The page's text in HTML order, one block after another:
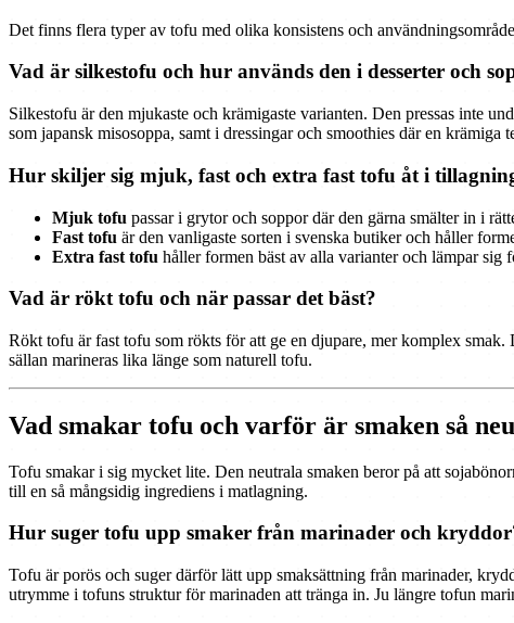
Det finns flera typer av tofu med olika konsistens och
Vad är silkestofu och hur används den i desserter och
Silkestofu är den mjukaste och krämigaste varianten. Den pressas inte
som japansk misosoppa, samt i dressingar och smoothies där en krämiga
Hur skiljer sig mjuk, fast och extra fast tofu åt i
Mjuk tofu passar i grytor och soppor där den gärna smälter in i
Fast tofu är den vanligaste sorten i svenska butiker och håller
Extra fast tofu håller formen bäst av alla varianter och lämpar
Vad är rökt tofu och när passar det bäst?
Rökt tofu är fast tofu som rökts för att ge en djupare, mer komplex smak.
sällan marineras lika länge som naturell tofu.
Vad smakar tofu och varför är smaken så
Tofu smakar i sig mycket lite. Den neutrala smaken beror på att
till en så mångsidig ingrediens i matlagning.
Hur suger tofu upp smaker från marinader och
Tofu är porös och suger därför lätt upp smaksättning från marinader,
utrymme i tofuns struktur för marinaden att tränga in. Ju längre tofun